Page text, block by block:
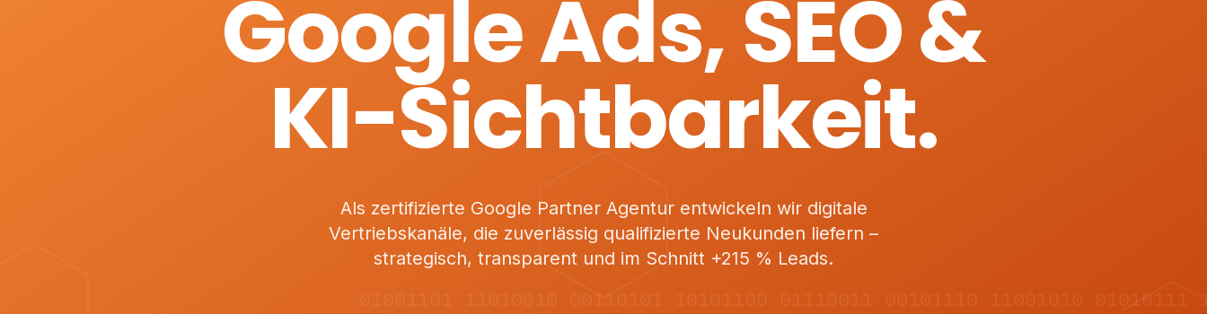
01001101 11010010 00110101 10101100 01110011 00101110 11001010 01010111
Google Ads, SEO &
KI-Sichtbarkeit.
Als zertifizierte Google Partner Agentur entwickeln wir digitale
Vertriebskanäle, die zuverlässig qualifizierte Neukunden liefern –
strategisch, transparent und im Schnitt +215 % Leads.